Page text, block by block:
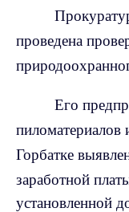
проведена
Его
пиломатериалов
Горбатке
заработной
установленной